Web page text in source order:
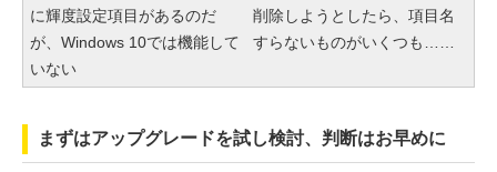
に輝度設定項目があるのだ
が、Windows 10では機能して
いない
削除しようとしたら、項目名
すらないものがいくつも……
まずはアップグレードを試し検討、判断はお早めに